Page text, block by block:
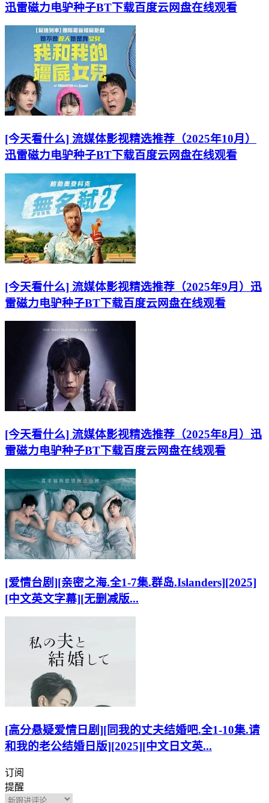
迅雷磁力电驴种子BT下载百度云网盘在线观看
[今天看什么] 流媒体影视精选推荐（2025年10月）
迅雷磁力电驴种子BT下载百度云网盘在线观看
[今天看什么] 流媒体影视精选推荐（2025年9月）迅
雷磁力电驴种子BT下载百度云网盘在线观看
[今天看什么] 流媒体影视精选推荐（2025年8月）迅
雷磁力电驴种子BT下载百度云网盘在线观看
[爱情台剧][亲密之海.全1-7集.群岛.Islanders][2025]
[中文英文字幕][无删减版...
[高分悬疑爱情日剧][同我的丈夫结婚吧.全1-10集.请
和我的老公结婚日版][2025][中文日文英...
订阅
提醒